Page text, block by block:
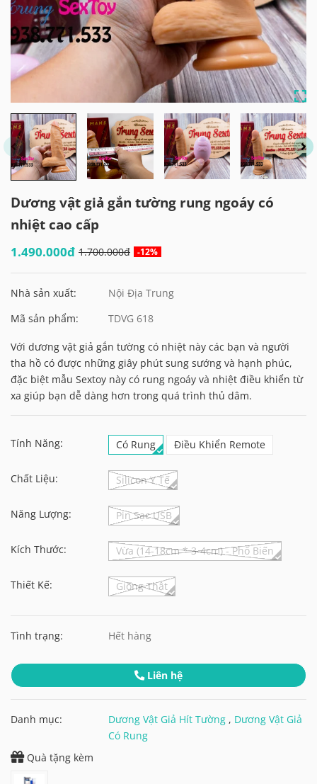
Dương vật giả gắn tường rung ngoáy có
nhiệt cao cấp
1.490.000đ 1.700.000đ -12%
Nhà sản xuất:
Nội Địa Trung
Mã sản phẩm:
TDVG 618
Với dương vật giả gắn tường có nhiệt này các bạn và người
tha hồ có được những giây phút sung sướng và hạnh phúc,
đặc biệt mẫu Sextoy này có rung ngoáy và nhiệt điều khiển từ
xa giúp bạn dễ dàng hơn trong quá trình thủ dâm.
Tính Năng: Có Rung Điều Khiển Remote
Chất Liệu: Silicon Y Tế
Năng Lượng: Pin Sạc USB
Kích Thước: Vừa (14-18cm * 3-4cm) - Phổ Biến
Thiết Kế: Giống Thật
Tình trạng: Hết hàng
Liên hệ
Danh mục: Dương Vật Giả Hít Tường , Dương Vật Giả
Có Rung
Quà tặng kèm